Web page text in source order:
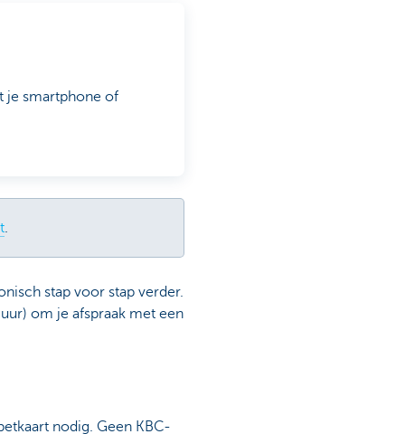
je smartphone of
.
stap voor stap verder.
om je afspraak met een
nodig. Geen KBC-